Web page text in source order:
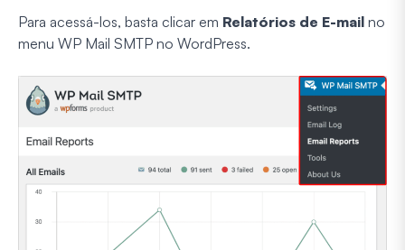
Para acessá-los, basta clicar em Relatórios de E-mail no
menu WP Mail SMTP no WordPress.